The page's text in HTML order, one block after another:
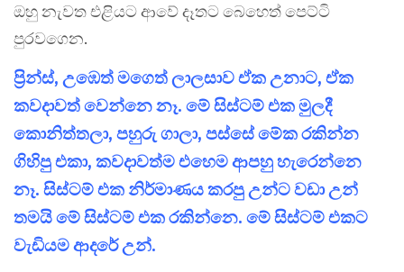
ඔහු නැවත එළියට ආවේ දෑතට බෙහෙත් පෙට්ටි
පුරවගෙන.
ප්‍රින්ස්, උඹෙත් මගෙත් ලාලසාව ඒක උනාට, ඒක
කවදාවත් වෙන්නෙ නෑ. මේ සිස්ටම් එක මුලදී
කොනිත්තලා, පහුරු ගාලා, පස්සේ මේක රකින්න
ගිහිපු එකා, කවදාවත්ම එහෙම ආපහු හැරෙන්නෙ
නෑ. සිස්ටම් එක නිර්මාණය කරපු උන්ට වඩා උන්
තමයි මේ සිස්ටම් එක රකින්නෙ. මේ සිස්ටම් එකට
වැඩියම ආදරේ උන්.